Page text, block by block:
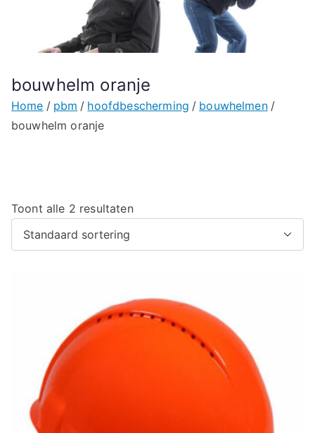
bouwhelm oranje
Home pbm hoofdbescherming
bouwhelmen
bouwhelm oranje
Toont alle 2 resultaten